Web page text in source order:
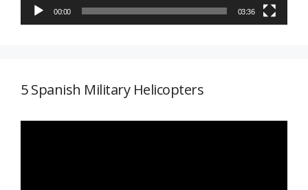
00:00 03:36
5 Spanish Military Helicopters